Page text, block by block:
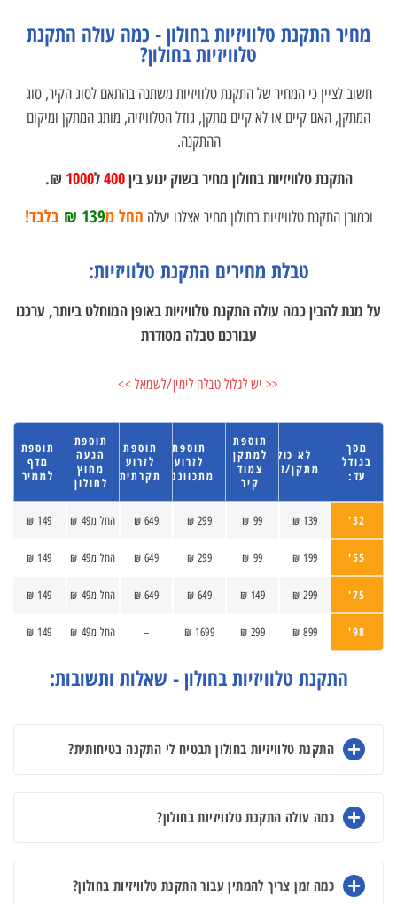
מחיר התקנת טלוויזיות בחולון - כמה עולה התקנת
טלוויזיות בחולון?
חשוב לציין כי המחיר של התקנת טלוויזיות משתנה בהתאם לסוג הקיר, סוג
המתקן, האם קיים או לא קיים מתקן, גודל הטלוויזיה, מותג המתקן ומיקום
ההתקנה.
התקנת טלוויזיות בחולון מחיר בשוק ינוע בין400ל1000
₪.
וכמובן התקנת טלוויזיות בחולון מחיר אצלנו יעלה החל מ139 ₪ בלבד!
טבלת מחירים התקנת טלוויזיות:
על מנת להבין כמה עולה התקנת טלוויזיות באופן המוחלט ביותר, ערכנו
עבורכם טבלה מסודרת
<< יש לגלול טבלה לימין/לשמאל >>
מסך
בגודל
עד:
לא כולל
מתקן/זרוע
תוספת
למתקן
צמוד
קיר
תוספת
לזרוע
מתכווננת
תוספת
לזרוע
תקרתית
תוספת
הגעה
מחוץ
לחולון
תוספת
מדף
לממיר
32'
139 ₪
99 ₪
299 ₪
649 ₪ החל מ49 ₪ 149 ₪
55'
199 ₪
99 ₪
299 ₪
649 ₪ החל מ49 ₪ 149 ₪
75'
299 ₪
149 ₪
649 ₪
649 ₪ החל מ49 ₪ 149 ₪
98'
899 ₪
299 ₪
1699 ₪
– החל מ49 ₪ 149 ₪
התקנת טלוויזיות בחולון - שאלות ותשובות:
התקנת טלוויזיות בחולון תבטיח לי התקנה בטיחותית?
כמה עולה התקנת טלוויזיות בחולון?
כמה זמן צריך להמתין עבור התקנת טלוויזיות בחולון?